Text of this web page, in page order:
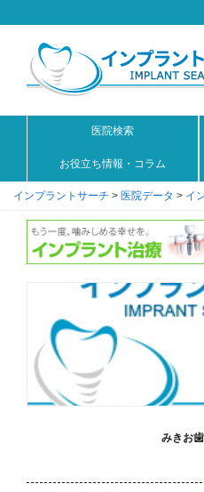
医院検索
お役立ち情報・コラム
インプラントサーチ > 医院データ > イ
みきお